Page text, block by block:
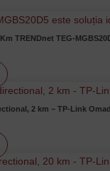
TRENDnet TEG-
2 km – TP-Link